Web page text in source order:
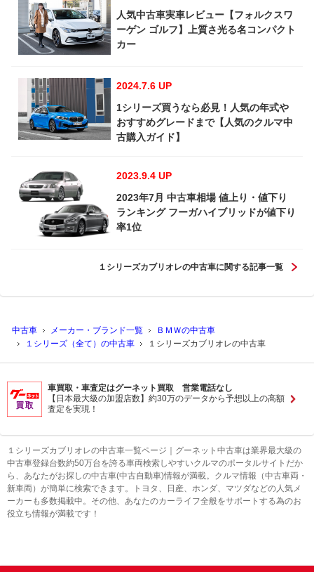
人気中古車実車レビュー【フォルクスワ
ーゲン ゴルフ】上質さ光る名コンパクト
カー
2024.7.6 UP
1シリーズ買うなら必見！人気の年式や
おすすめグレードまで【人気のクルマ中
古購入ガイド】
2023.9.4 UP
2023年7月 中古車相場 値上り・値下り
ランキング フーガハイブリッドが値下り
率1位
１シリーズカブリオレの中古車に関する記事一覧
中古車 メーカー・ブランド一覧
ＢＭＷの中古車
１シリーズ（全て）の中古車
１シリーズカブリオレの中古車
車買取・車査定はグーネット買取 営業電話なし
【日本最大級の加盟店数】約30万のデータから予想以上の高額
査定を実現！
１シリーズカブリオレの中古車一覧ページ｜グーネット中古車は業界最大級の
中古車登録台数約50万台を誇る車両検索しやすいクルマのポータルサイトだか
ら、あなたがお探しの中古車(中古自動車)情報が満載。クルマ情報（中古車両・
新車両）が簡単に検索できます。トヨタ、日産、ホンダ、マツダなどの人気メ
ーカーも多数掲載中。その他、あなたのカーライフ全般をサポートする為のお
役立ち情報が満載です！